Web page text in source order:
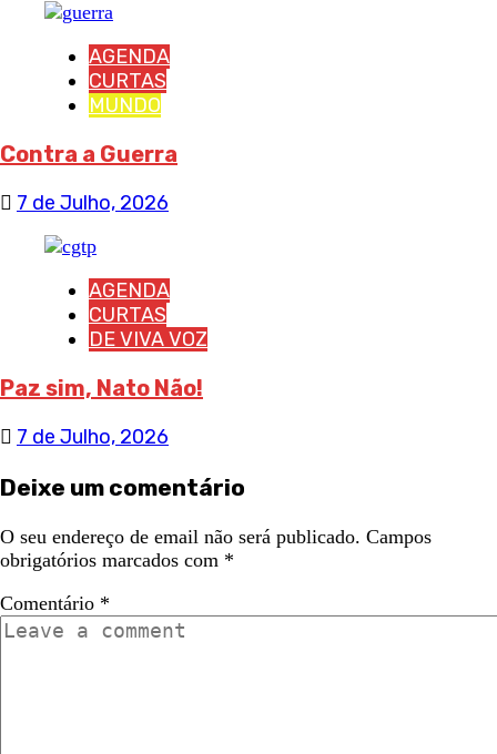
AGENDA
CURTAS
MUNDO
Contra a Guerra
7 de Julho, 2026
AGENDA
CURTAS
DE VIVA VOZ
Paz sim, Nato Não!
7 de Julho, 2026
Deixe um comentário
O seu endereço de email não será publicado. Campos
obrigatórios marcados com *
Comentário *